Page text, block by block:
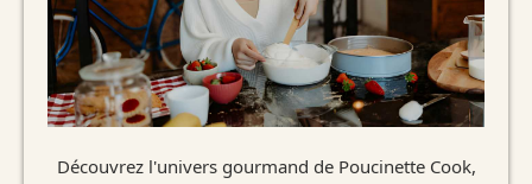
Découvrez l'univers gourmand de Poucinette Cook,